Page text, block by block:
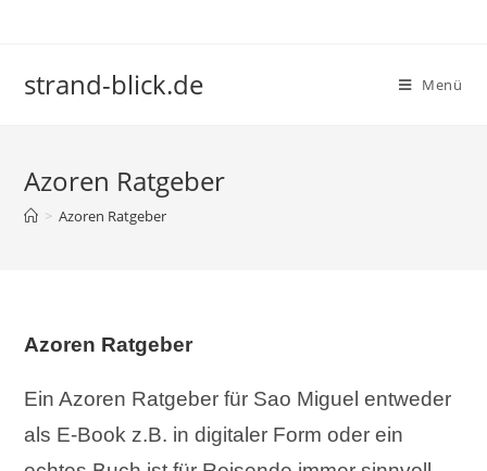
strand-blick.de Menü
Azoren Ratgeber
> Azoren Ratgeber
Azoren Ratgeber
Ein Azoren Ratgeber für Sao Miguel entweder
als E-Book z.B. in digitaler Form oder ein